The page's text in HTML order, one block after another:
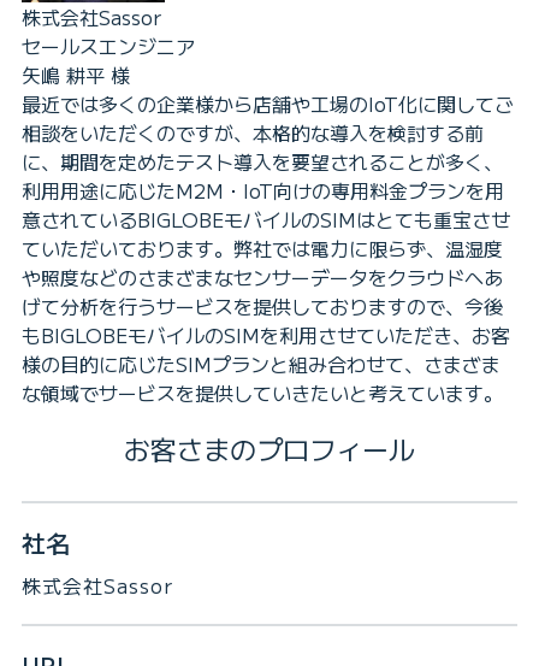
株式会社Sassor
セールスエンジニア
矢嶋 耕平 様
最近では多くの企業様から店舗や工場のIoT化に関してご
相談をいただくのですが、本格的な導入を検討する前
に、期間を定めたテスト導入を要望されることが多く、
利用用途に応じたM2M・IoT向けの専用料金プランを用
意されているBIGLOBEモバイルのSIMはとても重宝させ
ていただいております。弊社では電力に限らず、温湿度
や照度などのさまざまなセンサーデータをクラウドへあ
げて分析を行うサービスを提供しておりますので、今後
もBIGLOBEモバイルのSIMを利用させていただき、お客
様の目的に応じたSIMプランと組み合わせて、さまざま
な領域でサービスを提供していきたいと考えています。
お客さまのプロフィール
社名
株式会社Sassor